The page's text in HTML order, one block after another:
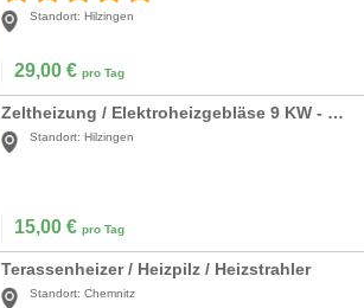
Standort: Hilzingen
29,00 € pro Tag
Zeltheizung / Elektroheizgebläse 9 KW - 16A Drehstromanschluss
Standort: Hilzingen
15,00 € pro Tag
Terassenheizer / Heizpilz / Heizstrahler
Standort: Chemnitz